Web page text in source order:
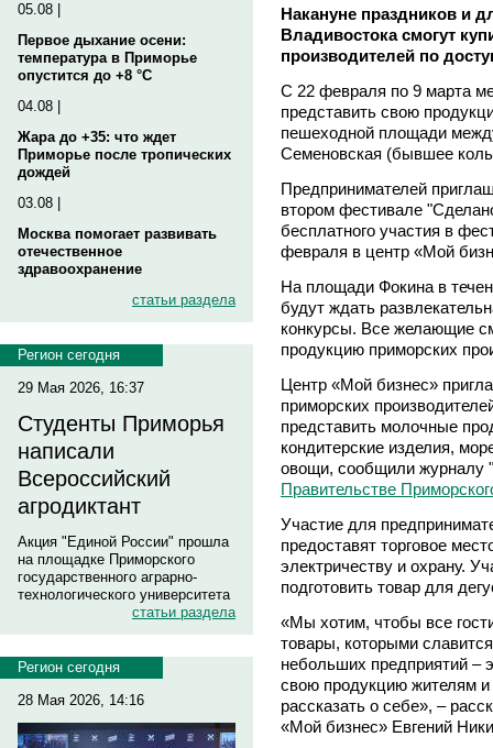
05.08 |
Первое дыхание осени:
температура в Приморье
опустится до +8 °C
04.08 |
Жара до +35: что ждет
Приморье после тропических
дождей
03.08 |
Москва помогает развивать
отечественное
здравоохранение
статьи раздела
Регион сегодня
29 Мая 2026, 16:37
Студенты Приморья
написали
Всероссийский
агродиктант
Акция "Единой России" прошла
на площадке Приморского
государственного аграрно-
технологического университета
статьи раздела
Регион сегодня
28 Мая 2026, 14:16
Накануне праздников и
Владивостока смогут
производителей по
С 22 февраля по 9 марта
представить свою
пешеходной площади
Семеновская (бывшее
Предпринимателей
втором фестивале
бесплатного участия в
февраля в центр «Мой
На площади Фокина в
будут ждать
конкурсы. Все желающие
продукцию приморских
Центр «Мой бизнес»
приморских
представить молочные
кондитерские изделия,
овощи, сообщили журналу
Правительстве
Участие для
предоставят торговое
электричеству и охрану.
подготовить товар для
«Мы хотим, чтобы все
товары, которыми
небольших предприятий –
свою продукцию жителям и
рассказать о себе», –
«Мой бизнес» Евгений